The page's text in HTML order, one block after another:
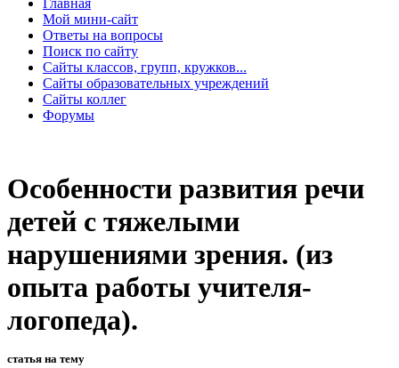
Мой мини-сайт
Ответы на вопросы
Поиск по сайту
Сайты классов, групп, кружков...
Сайты образовательных учреждений
Сайты коллег
Форумы
Особенности развития речи
детей с тяжелыми
нарушениями зрения. (из
опыта работы учителя-
логопеда).
статья на тему